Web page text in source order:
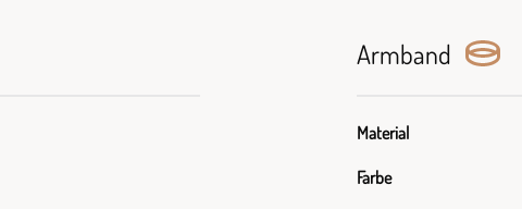
Armband
Material
Farbe